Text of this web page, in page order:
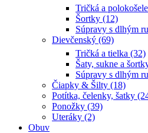
Tričká a
Šortky (12)
Súpravy s dlhým
Dievčenský (69)
Tričká a tielka (32)
Šaty, sukne a
Súpravy s dlhým
Čiapky & Šilty (18)
Potítka, čelenky, šatky
Ponožky (39)
Uteráky (2)
Obuv